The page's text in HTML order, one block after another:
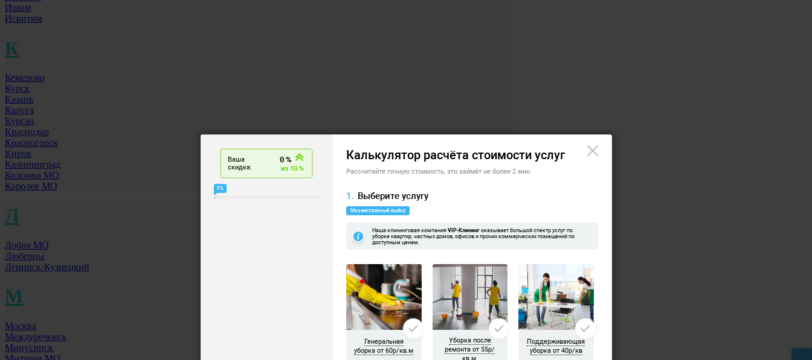
Ишим
Искитим
К
Кемерово
Курск
Казань
Калуга
Курган
Краснодар
Красногорск
Киров
Калининград
Коломна МО
Королев МО
Л
Лобня МО
Люберцы
Ленинск-Кузнецкий
М
Москва
Междуреченск
Минусинск